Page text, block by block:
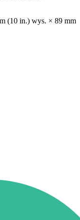
(10 in.) wys. × 89 mm